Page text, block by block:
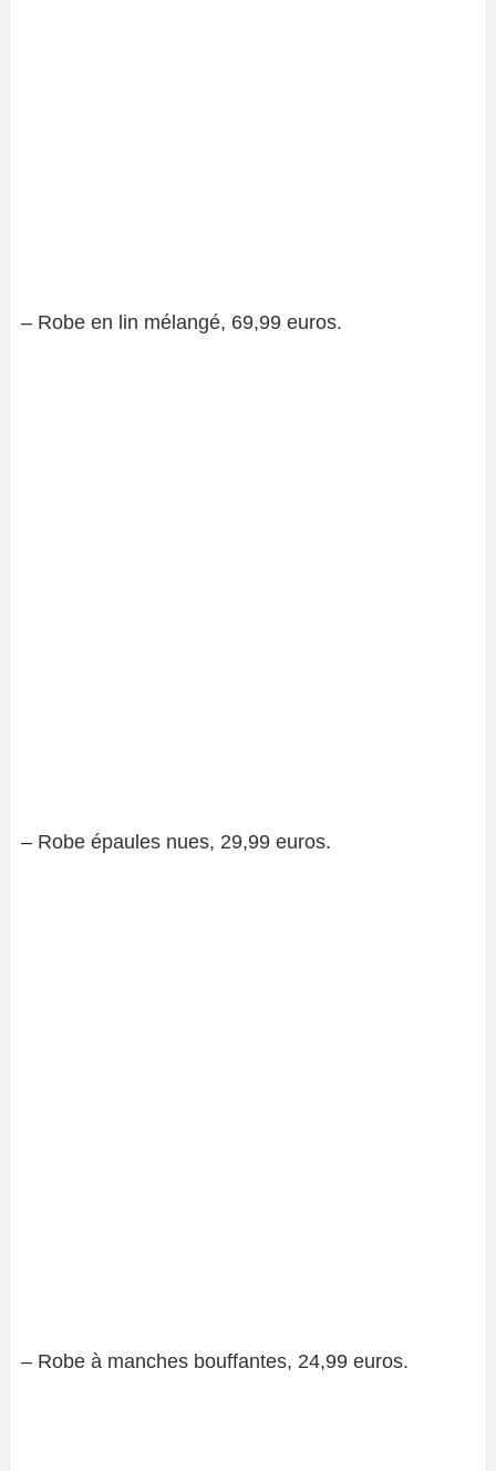
– Robe en lin mélangé, 69,99 euros.
– Robe épaules nues, 29,99 euros.
– Robe à manches bouffantes, 24,99 euros.